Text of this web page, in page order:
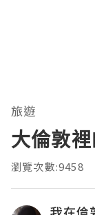
旅遊
大倫敦
瀏覽次數:9458